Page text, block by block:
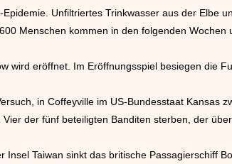
Unfiltriertes Trinkwasser aus der Elbe
Menschen kommen in den folgenden Wochen
wird eröffnet. Im Eröffnungsspiel besiegen die
in Coffeyville im US-Bundesstaat Kansas
der fünf beteiligten Banditen sterben, der
Insel Taiwan sinkt das britische Passagierschiff